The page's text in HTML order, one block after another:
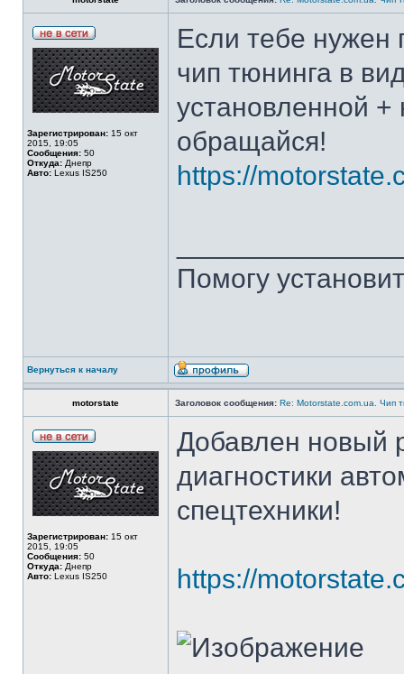
Зарегистрирован: 15 окт
2015, 19:05
Сообщения: 50
Откуда: Днепр
Авто: Lexus IS250
Если тебе нужен
чип тюнинга в
установленной
обращайся!
https://
Помогу
Вернуться к началу
motorstate Заголовок сообщения: Re: Motorstate.com.ua. Чип
Зарегистрирован: 15 окт
2015, 19:05
Сообщения: 50
Откуда: Днепр
Авто: Lexus IS250
Добавлен новый
диагностики
спецтехники!
https://